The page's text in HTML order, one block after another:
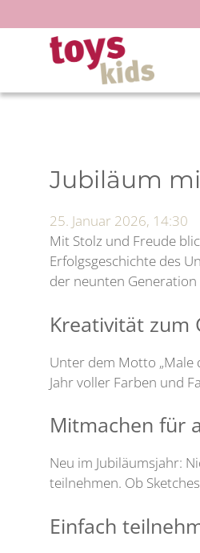
Inhalt
springen
Jubiläum
25. Januar 2026, 14:30
Mit Stolz und Freude
Erfolgsgeschichte des
der neunten
Kreativität zum
Unter dem Motto „Male
Jahr voller Farben und
Mitmachen für
Neu im Jubiläumsjahr:
teilnehmen. Ob
Einfach